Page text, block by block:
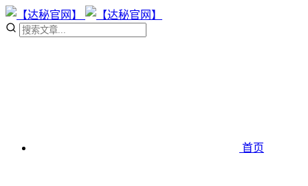
首页